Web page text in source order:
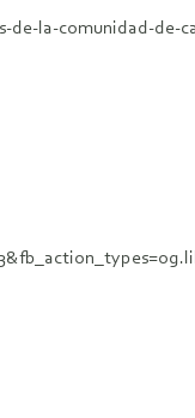
la-comunidad-de-